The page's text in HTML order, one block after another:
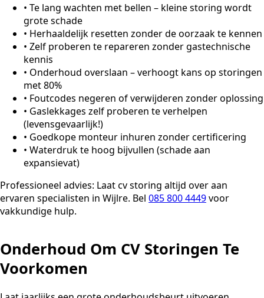
• Te lang wachten met bellen – kleine storing wordt
grote schade
• Herhaaldelijk resetten zonder de oorzaak te kennen
• Zelf proberen te repareren zonder gastechnische
kennis
• Onderhoud overslaan – verhoogt kans op storingen
met 80%
• Foutcodes negeren of verwijderen zonder oplossing
• Gaslekkages zelf proberen te verhelpen
(levensgevaarlijk!)
• Goedkope monteur inhuren zonder certificering
• Waterdruk te hoog bijvullen (schade aan
expansievat)
Professioneel advies: Laat cv storing altijd over aan
ervaren specialisten in Wijlre. Bel 085 800 4449voor
vakkundige hulp.
Onderhoud Om CV Storingen Te
Voorkomen